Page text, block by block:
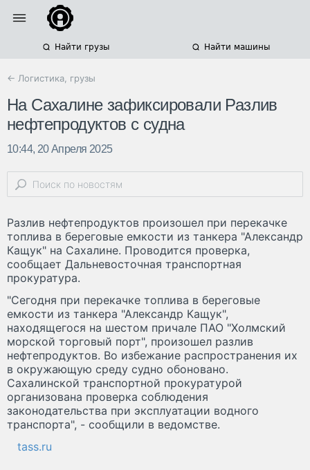
Найти грузы Найти машины
← Логистика, грузы
На Сахалине зафиксировали Разлив
нефтепродуктов с судна
10:44, 20 Апреля 2025
Разлив нефтепродуктов произошел при перекачке
топлива в береговые емкости из танкера "Александр
Кащук" на Сахалине. Проводится проверка,
сообщает Дальневосточная транспортная
прокуратура.
"Сегодня при перекачке топлива в береговые
емкости из танкера "Александр Кащук",
находящегося на шестом причале ПАО "Холмский
морской торговый порт", произошел разлив
нефтепродуктов. Во избежание распространения их
в окружающую среду судно обоновано.
Сахалинской транспортной прокуратурой
организована проверка соблюдения
законодательства при эксплуатации водного
транспорта", - сообщили в ведомстве.
tass.ru